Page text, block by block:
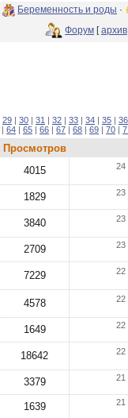
Беременность и роды ·
Форум [архив
29 | 30 | 31 | 32 | 33 | 34 | 35 | 36
| 64 | 65 | 66 | 67 | 68 | 69 | 70 |
Просмотров
4015
24
1829
23
3840
23
2709
23
7229
22
4578
22
1649
22
18642
22
3379
21
1639
21